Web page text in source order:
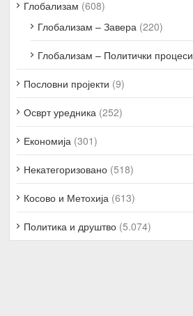
Глобализам (608)
Глобализам – Завера (220)
Глобализам – Политички процеси
Пословни пројекти (9)
Осврт уредника (252)
Економија (301)
Некатегоризовано (518)
Косово и Метохија (613)
Политика и друштво (5.074)